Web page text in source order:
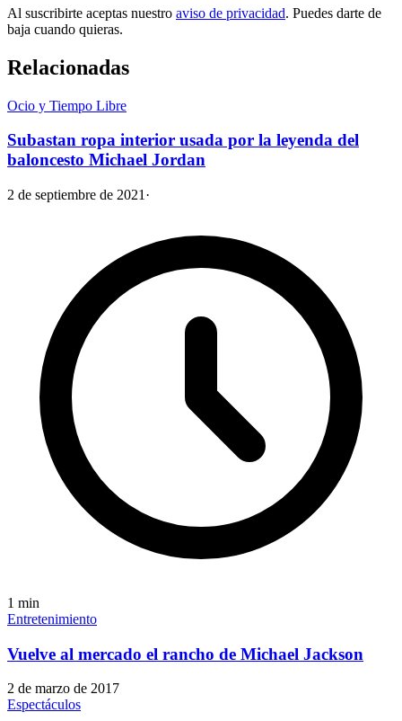
Al suscribirte aceptas nuestro aviso de privacidad. Puedes darte de
baja cuando quieras.
Relacionadas
Ocio y Tiempo Libre
Subastan ropa interior usada por la leyenda del
baloncesto Michael Jordan
2 de septiembre de 2021 ·
1 min
Entretenimiento
Vuelve al mercado el rancho de Michael Jackson
2 de marzo de 2017
Espectáculos